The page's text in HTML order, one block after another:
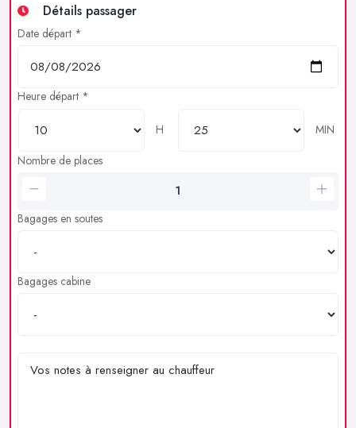
Détails passager
Date départ *
Heure départ *
H
MIN
Nombre de places
Bagages en soutes
Bagages cabine